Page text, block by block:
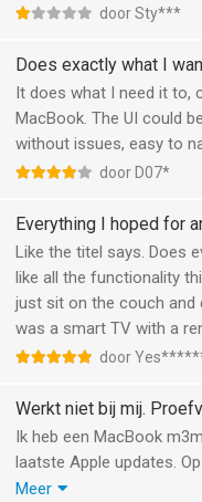
door Sty***
Does exactly what I
It does what I need it to,
MacBook. The UI could
without issues, easy to
door D07*
Everything I hoped for
Like the titel says. Does
like all the functionality
just sit on the couch
was a smart TV with a
door
Werkt niet bij mij.
Ik heb een MacBook
laatste Apple updates.
daadwerkelijke connectie
Meer